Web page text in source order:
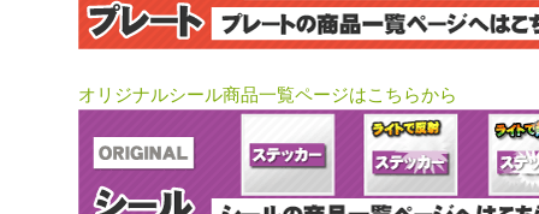
オリジナルシール商品一覧ページはこちらから